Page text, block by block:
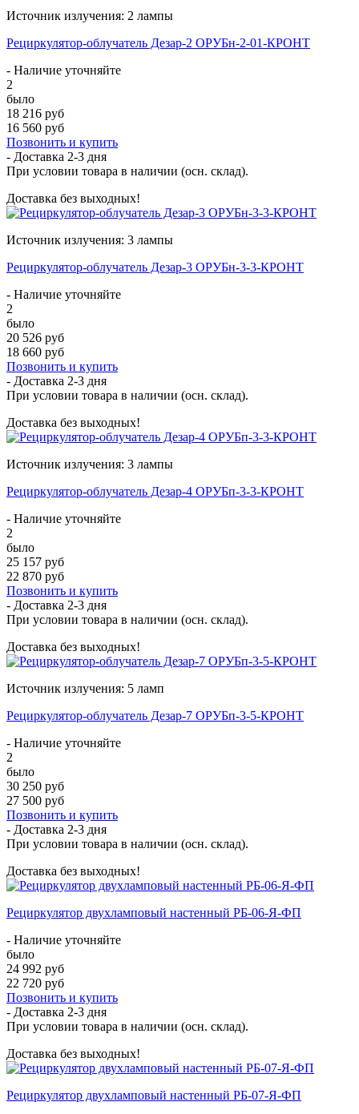
Источник излучения: 2 лампы
Рециркулятор-облучатель Дезар-2 ОРУБн-2-01-КРОНТ
- Наличие уточняйте
2
было
18 216 руб
16 560 руб
Позвонить и купить
- Доставка 2-3 дня
При условии товара в наличии (осн. склад).
Доставка без выходных!
Источник излучения: 3 лампы
Рециркулятор-облучатель Дезар-3 ОРУБн-3-3-КРОНТ
- Наличие уточняйте
2
было
20 526 руб
18 660 руб
Позвонить и купить
- Доставка 2-3 дня
При условии товара в наличии (осн. склад).
Доставка без выходных!
Источник излучения: 3 лампы
Рециркулятор-облучатель Дезар-4 ОРУБп-3-3-КРОНТ
- Наличие уточняйте
2
было
25 157 руб
22 870 руб
Позвонить и купить
- Доставка 2-3 дня
При условии товара в наличии (осн. склад).
Доставка без выходных!
Источник излучения: 5 ламп
Рециркулятор-облучатель Дезар-7 ОРУБп-3-5-КРОНТ
- Наличие уточняйте
2
было
30 250 руб
27 500 руб
Позвонить и купить
- Доставка 2-3 дня
При условии товара в наличии (осн. склад).
Доставка без выходных!
Рециркулятор двухламповый настенный РБ-06-Я-ФП
- Наличие уточняйте
было
24 992 руб
22 720 руб
Позвонить и купить
- Доставка 2-3 дня
При условии товара в наличии (осн. склад).
Доставка без выходных!
Рециркулятор двухламповый настенный РБ-07-Я-ФП